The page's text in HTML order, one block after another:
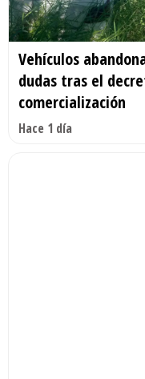
Vehículos
dudas tras el
comercialización
Hace 1 día